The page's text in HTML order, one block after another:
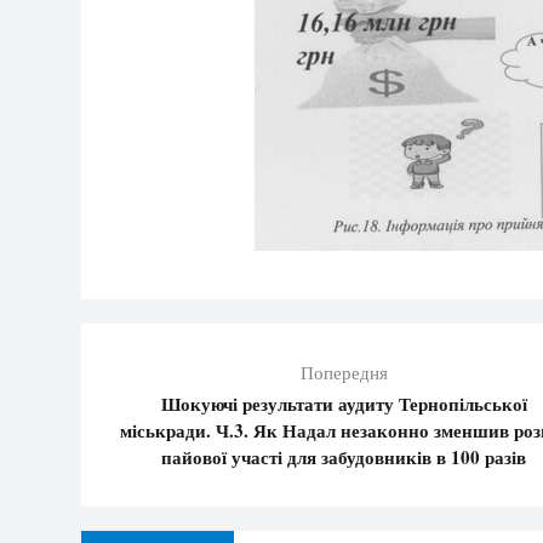
Попередня
Шокуючі результати аудиту Тернопільської
міськради. Ч.3. Як Надал незаконно зменшив
пайової участі для забудовників в 100 разів